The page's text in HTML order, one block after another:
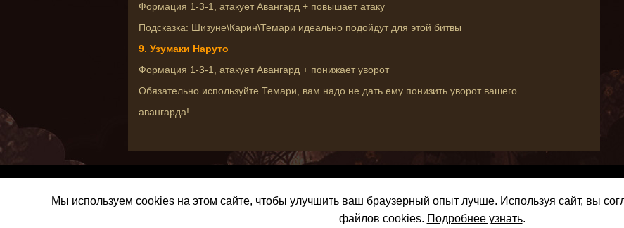
Формация 1-3-1, атакует Авангард + повышает атаку
Подсказка: Шизуне\Карин\Темари идеально подойдут для этой битвы
9. Узумаки Наруто
Формация 1-3-1, атакует Авангард + понижает уворот
Обязательно используйте Темари, вам надо не дать ему понизить уворот вашего
авангарда!
About Us Terms
Copyright 2014-2021
Мы используем cookies на этом сайте, чтобы улучшить ваш браузерный опыт лучше. Используя сайт, вы
файлов cookies. Подробнее узнать.